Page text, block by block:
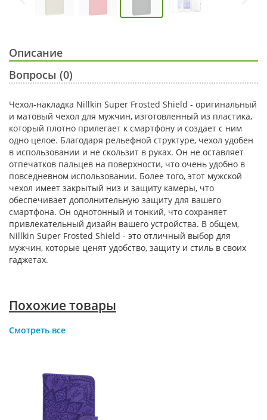
Описание
Вопросы (0)
Чехол-накладка Nillkin Super Frosted Shield - оригинальный
и матовый чехол для мужчин, изготовленный из пластика,
который плотно прилегает к смартфону и создает с ним
одно целое. Благодаря рельефной структуре, чехол удобен
в использовании и не скользит в руках. Он не оставляет
отпечатков пальцев на поверхности, что очень удобно в
повседневном использовании. Более того, этот мужской
чехол имеет закрытый низ и защиту камеры, что
обеспечивает дополнительную защиту для вашего
смартфона. Он однотонный и тонкий, что сохраняет
привлекательный дизайн вашего устройства. В общем,
Nillkin Super Frosted Shield - это отличный выбор для
мужчин, которые ценят удобство, защиту и стиль в своих
гаджетах.
Похожие товары
Смотреть все